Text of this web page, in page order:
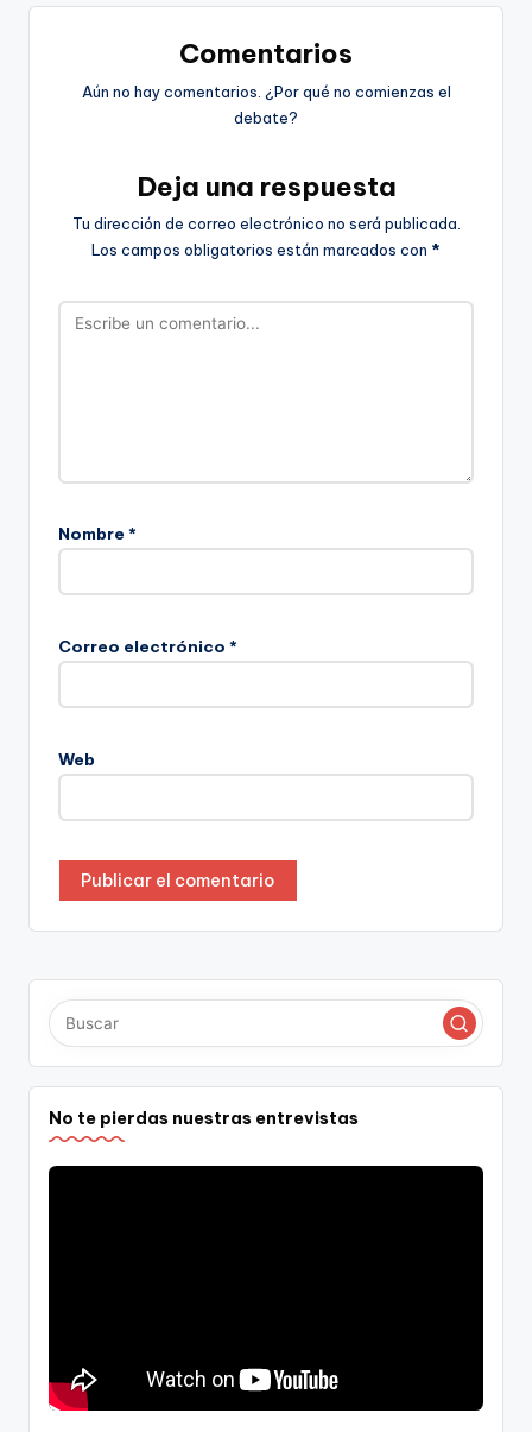
Comentarios
Aún no hay comentarios. ¿Por qué no comienzas el
debate?
Deja una respuesta
Tu dirección de correo electrónico no será publicada.
Los campos obligatorios están marcados con *
Nombre *
Correo electrónico *
Web
No te pierdas nuestras entrevistas